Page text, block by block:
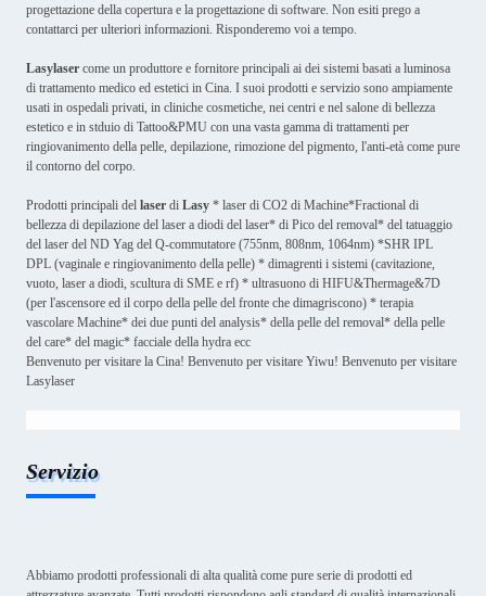
progettazione della copertura e la progettazione di software. Non esiti prego a
contattarci per ulteriori informazioni. Risponderemo voi a tempo.
Lasylaser come un produttore e fornitore principali ai dei sistemi basati a luminosa
di trattamento medico ed estetici in Cina. I suoi prodotti e servizio sono ampiamente
usati in ospedali privati, in cliniche cosmetiche, nei centri e nel salone di bellezza
estetico e in stduio di Tattoo&PMU con una vasta gamma di trattamenti per
ringiovanimento della pelle, depilazione, rimozione del pigmento, l'anti-età come pure
il contorno del corpo.
Prodotti principali del laser di Lasy * laser di CO2 di Machine*Fractional di
bellezza di depilazione del laser a diodi del laser* di Pico del removal* del tatuaggio
del laser del ND Yag del Q-commutatore (755nm, 808nm, 1064nm) *SHR IPL
DPL (vaginale e ringiovanimento della pelle) * dimagrenti i sistemi (cavitazione,
vuoto, laser a diodi, scultura di SME e rf) * ultrasuono di HIFU&Thermage&7D
(per l'ascensore ed il corpo della pelle del fronte che dimagriscono) * terapia
vascolare Machine* dei due punti del analysis* della pelle del removal* della pelle
del care* del magic* facciale della hydra ecc
Benvenuto per visitare la Cina! Benvenuto per visitare Yiwu! Benvenuto per visitare
Lasylaser
Servizio
Abbiamo prodotti professionali di alta qualità come pure serie di prodotti ed